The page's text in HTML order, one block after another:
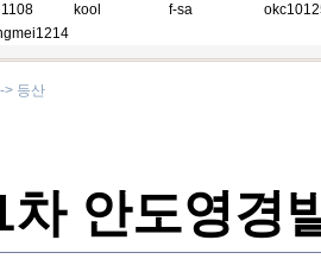
kool f-sa
> 등산
차 안도영경